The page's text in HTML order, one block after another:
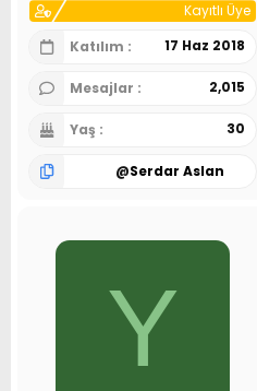
Kayıtlı Üye
Katılım
17 Haz 2018
Mesajlar 2,015
Yaş 30
@Serdar Aslan
Y